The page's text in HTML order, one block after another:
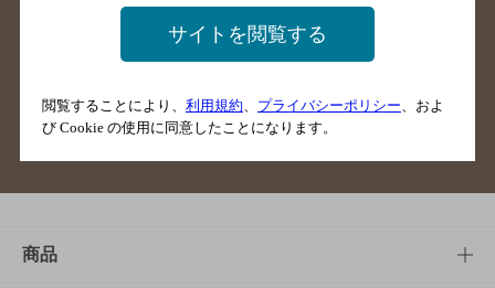
商品
サイトを閲覧する
閲覧することにより、 利用規約、 プライバシーポリシー、およ
び Cookie の使用に同意したことになります。